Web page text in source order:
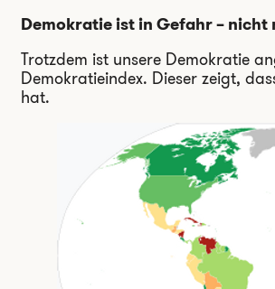
Demokratie ist in Gefahr –
Trotzdem ist unsere Demokratie
Demokratieindex. Dieser zeigt,
hat.